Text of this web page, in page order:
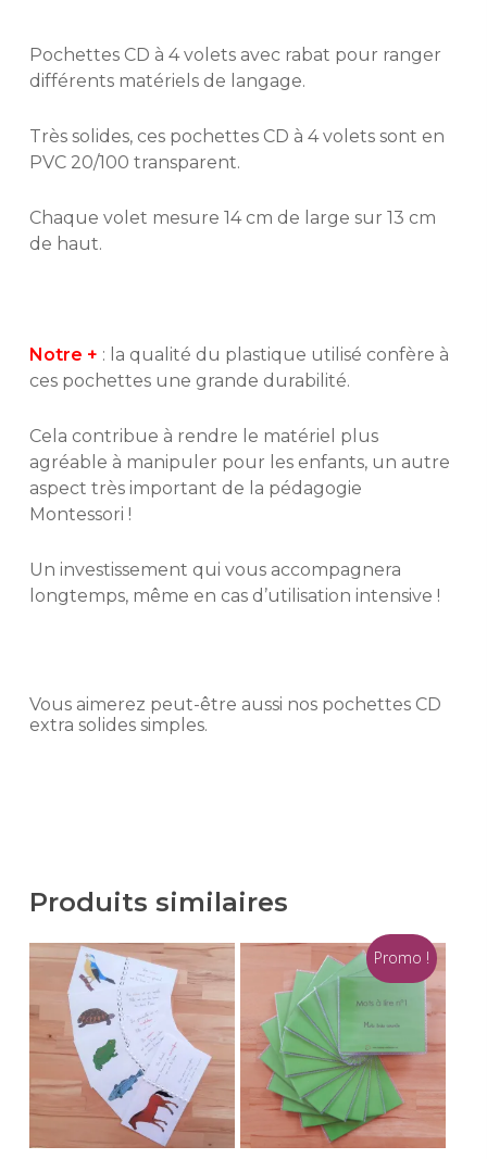
Pochettes CD à 4 volets avec rabat pour ranger
différents matériels de langage.
Très solides, ces pochettes CD à 4 volets sont en
PVC 20/100 transparent.
Chaque volet mesure 14 cm de large sur 13 cm
de haut.
Notre + : la qualité du plastique utilisé confère à
ces pochettes une grande durabilité.
Cela contribue à rendre le matériel plus
agréable à manipuler pour les enfants, un autre
aspect très important de la pédagogie
Montessori !
Un investissement qui vous accompagnera
longtemps, même en cas d’utilisation intensive !
Vous aimerez peut-être aussi nos pochettes CD
extra solides simples.
Produits similaires
Promo !